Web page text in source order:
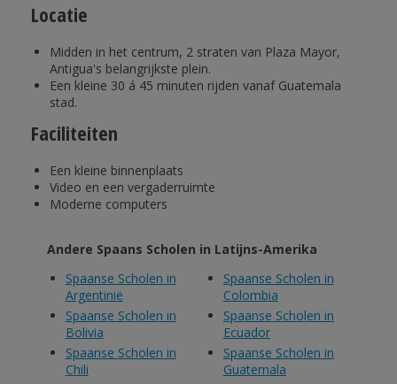
Locatie
Midden in het centrum, 2 straten van Plaza Mayor,
Antigua's belangrijkste plein.
Een kleine 30 á 45 minuten rijden vanaf Guatemala
stad.
Faciliteiten
Een kleine binnenplaats
Video en een vergaderruimte
Moderne computers
Andere Spaans Scholen in Latijns-Amerika
Spaanse Scholen in
Argentinië
Spaanse Scholen in
Bolivia
Spaanse Scholen in
Chili
Spaanse Scholen in
Colombia
Spaanse Scholen in
Ecuador
Spaanse Scholen in
Guatemala